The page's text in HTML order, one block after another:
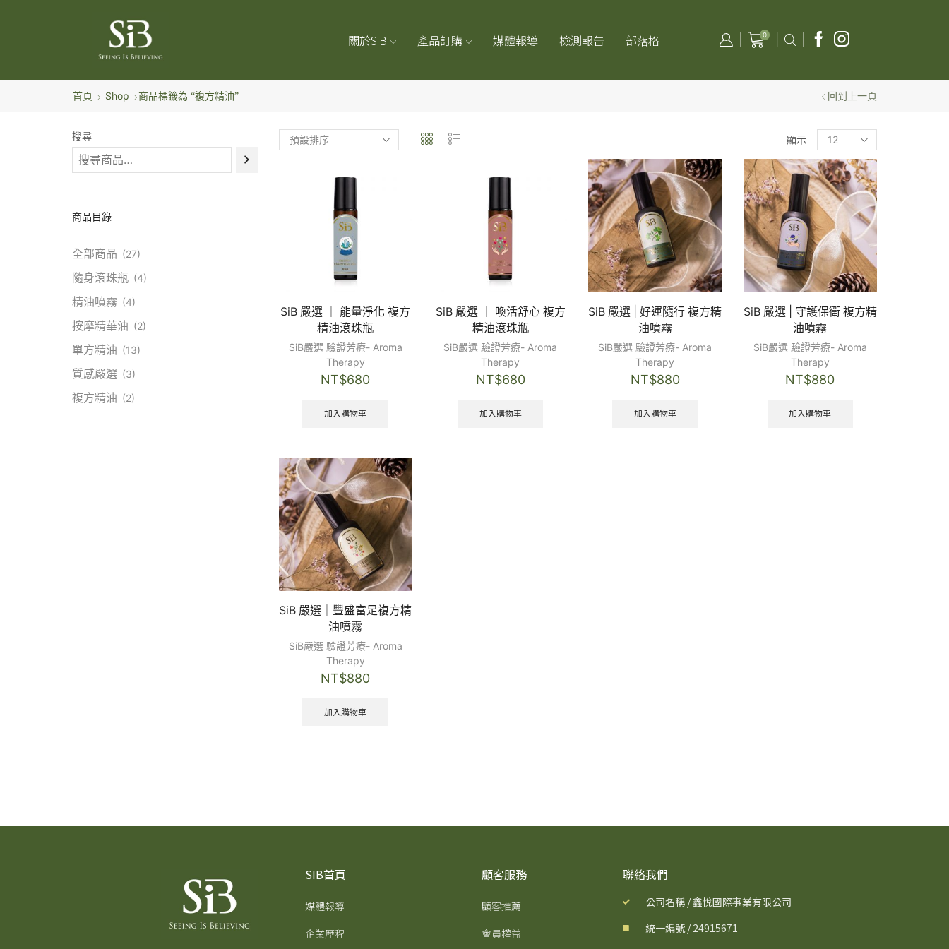
關於SiB 產品訂購 媒體報導 檢測報告 部落格 0
首頁 Shop 商品標籤為 “複方精油” 回到上一頁
顯示
SiB 嚴選 ｜ 能量淨化 複方
精油滾珠瓶
SiB嚴選 驗證芳療- Aroma
Therapy
NT$680
加入購物車
SiB 嚴選 ｜ 喚活舒心 複方
精油滾珠瓶
SiB嚴選 驗證芳療- Aroma
Therapy
NT$680
加入購物車
SiB 嚴選 | 好運隨行 複方精
油噴霧
SiB嚴選 驗證芳療- Aroma
Therapy
NT$880
加入購物車
SiB 嚴選 | 守護保衛 複方精
油噴霧
SiB嚴選 驗證芳療- Aroma
Therapy
NT$880
加入購物車
SiB 嚴選｜豐盛富足複方精
油噴霧
SiB嚴選 驗證芳療- Aroma
Therapy
NT$880
加入購物車
搜尋
商品目錄
全部商品 (27)
隨身滾珠瓶 (4)
精油噴霧 (4)
按摩精華油 (2)
單方精油 (13)
質感嚴選 (3)
複方精油 (2)
SIB首頁
媒體報導
企業歷程
顧客服務
顧客推薦
會員權益
聯絡我們
公司名稱 / 鑫悅國際事業有限公司
統一編號 / 24915671